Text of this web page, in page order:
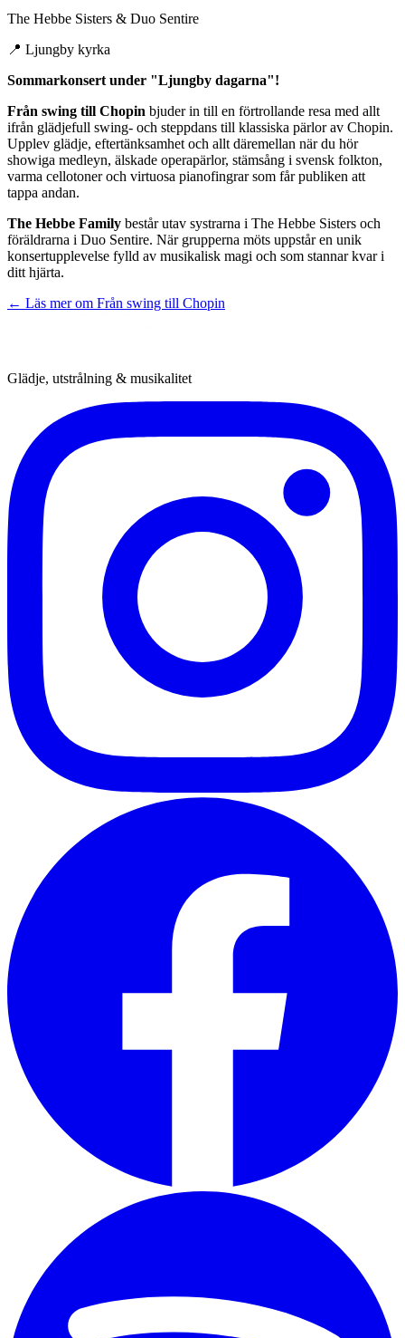
The Hebbe Sisters & Duo Sentire
📍 Ljungby kyrka
Sommarkonsert under "Ljungby dagarna"!
Från swing till Chopin bjuder in till en förtrollande resa med allt
ifrån glädjefull swing- och steppdans till klassiska pärlor av Chopin.
Upplev glädje, eftertänksamhet och allt däremellan när du hör
showiga medleyn, älskade operapärlor, stämsång i svensk folkton,
varma cellotoner och virtuosa pianofingrar som får publiken att
tappa andan.
The Hebbe Family består utav systrarna i The Hebbe Sisters och
föräldrarna i Duo Sentire. När grupperna möts uppstår en unik
konsertupplevelse fylld av musikalisk magi och som stannar kvar i
ditt hjärta.
← Läs mer om Från swing till Chopin
Glädje, utstrålning & musikalitet